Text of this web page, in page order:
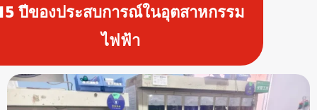
ปีของประสบการณ์ในอุตสาหกรรม
ไฟฟ้า